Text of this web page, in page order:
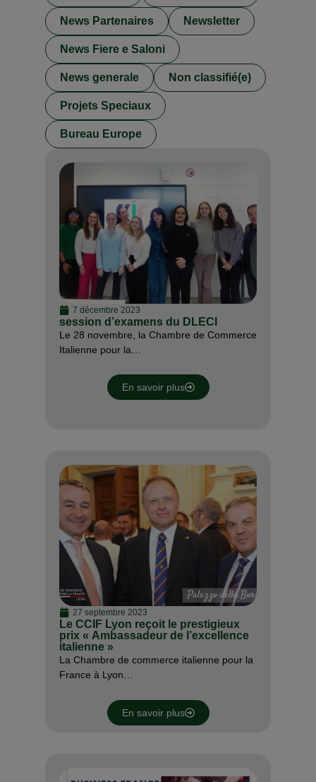
News Partenaires Newsletter
News Fiere e Saloni
News generale Non classifié(e)
Projets Speciaux
Bureau Europe
7 décembre 2023
session d’examens du DLECI
Le 28 novembre, la Chambre de Commerce
Italienne pour la…
En savoir plus
27 septembre 2023
Le CCIF Lyon reçoit le prestigieux
prix « Ambassadeur de l’excellence
italienne »
La Chambre de commerce italienne pour la
France à Lyon…
En savoir plus